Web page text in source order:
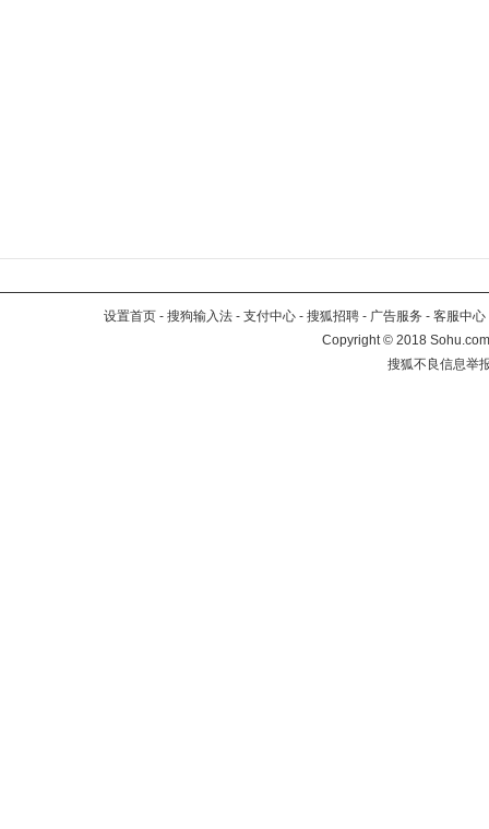
设置首页 - 搜狗输入法 - 支付中心 - 搜狐招聘 - 广告服务 - 客服中心
Copyright©2018
搜狐不良信息举